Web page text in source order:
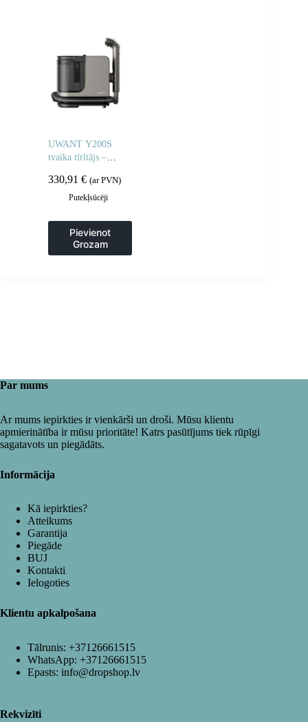
UWANT Y200S
tvaika tīrītājs –
330,91 € (ar PVN)
Putekļsūcēji
Pievienot
Grozam
Par mums
Ar mums iepirkties ir vienkārši un droši. Mūsu klientu
apmierinātība ir mūsu prioritāte! Katrs pasūtījums tiek rūpīgi
sagatavots un piegādāts.
Informācija
Kā iepirkties?
Atteikums
Garantija
Piegāde
BUJ
Kontakti
Ielogoties
Klientu apkalpošana
Tālrunis: +37126661515
WhatsApp: +37126661515
Epasts: info@dropshop.lv
Rekvizīti